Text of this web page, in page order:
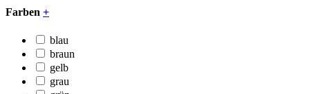
Farben +
blau
braun
gelb
grau